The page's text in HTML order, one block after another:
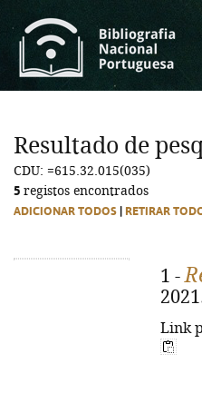
Resultado de
CDU: =615.32.015(035)
5 registos encontrados
ADICIONAR TODOS RETIRAR
1 -
Link